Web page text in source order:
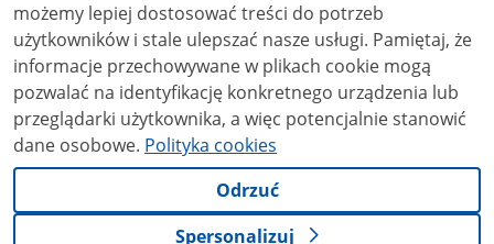
możemy lepiej dostosować treści do potrzeb
użytkowników i stale ulepszać nasze usługi. Pamiętaj, że
informacje przechowywane w plikach cookie mogą
pozwalać na identyfikację konkretnego urządzenia lub
przeglądarki użytkownika, a więc potencjalnie stanowić
dane osobowe. Polityka cookies
Odrzuć
Spersonalizuj